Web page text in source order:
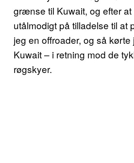
grænse til Kuwait, og efter
utålmodigt på tilladelse til at
jeg en offroader, og så kørte
Kuwait – i retning mod de
røgskyer.